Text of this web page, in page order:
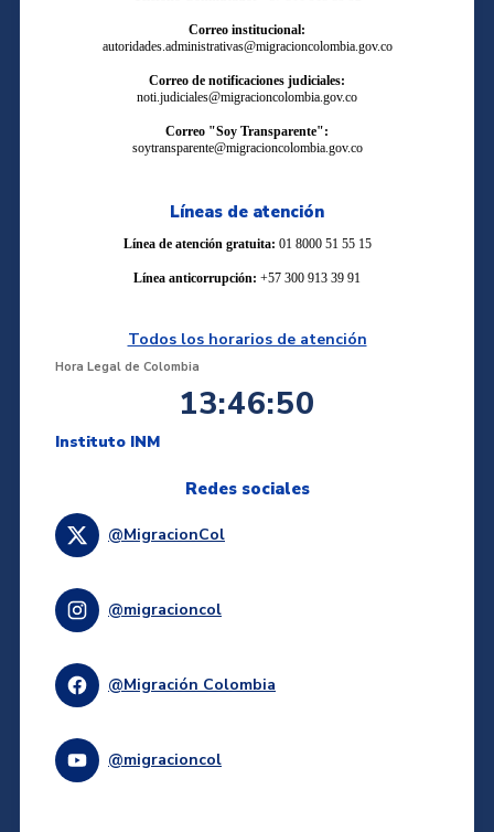
Correo institucional:
autoridades.administrativas@migracioncolombia.gov.co
Correo de notificaciones judiciales:
noti.judiciales@migracioncolombia.gov.co
Correo "Soy Transparente":
soytransparente@migracioncolombia.gov.co
Líneas de atención
Línea de atención gratuita: 01 8000 51 55 15
Línea anticorrupción: +57 300 913 39 91
Todos los horarios de atención
Hora Legal de Colombia
13:46:50
Instituto INM
Redes sociales
@MigracionCol
@migracioncol
@Migración Colombia
@migracioncol